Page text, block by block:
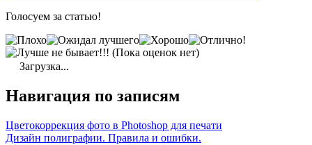
Голосуем за статью!
(Пока оценок нет)
Загрузка...
Навигация по записям
Цветокоррекция фото в Photoshop для печати
Дизайн полиграфии. Правила и ошибки.